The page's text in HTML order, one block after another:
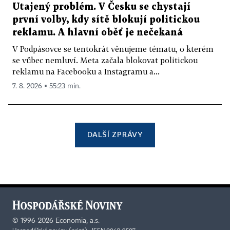
Utajený problém. V Česku se chystají
první volby, kdy sítě blokují politickou
reklamu. A hlavní oběť je nečekaná
V Podpásovce se tentokrát věnujeme tématu, o kterém
se vůbec nemluví. Meta začala blokovat politickou
reklamu na Facebooku a Instagramu a...
7. 8. 2026 ▪ 55:23 min.
DALŠÍ ZPRÁVY
© 1996-2026 Economia, a.s.